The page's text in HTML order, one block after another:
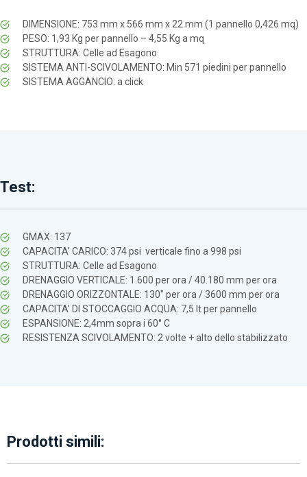
DIMENSIONE: 753 mm x 566 mm x 22 mm (1 pannello 0,426 mq)
PESO: 1,93 Kg per pannello – 4,55 Kg a mq
STRUTTURA: Celle ad Esagono
SISTEMA ANTI-SCIVOLAMENTO: Min 571 piedini per pannello
SISTEMA AGGANCIO: a click
Test:
GMAX: 137
CAPACITA’ CARICO: 374 psi verticale fino a 998 psi
STRUTTURA: Celle ad Esagono
DRENAGGIO VERTICALE: 1.600 per ora / 40.180 mm per ora
DRENAGGIO ORIZZONTALE: 130″ per ora / 3600 mm per ora
CAPACITA’ DI STOCCAGGIO ACQUA: 7,5 lt per pannello
ESPANSIONE: 2,4mm sopra i 60° C
RESISTENZA SCIVOLAMENTO: 2 volte + alto dello stabilizzato
Prodotti simili: